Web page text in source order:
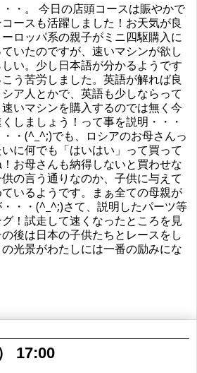
・。 今日の店頭コースは賑やかで
ースも活躍しました！お天気が良
ロッパ系の親子がミニ四駆購入に
いたのですが、速いマシンが欲し
い。少し日本語が分かるようです
う苦労しました。英語が解れば良
ア人とかで、英語も少しならって
いマシンを購入するのでは無く今
しましょう！って事を説明・・・
・(^_^;)でも、ロシアのお母さんっ
に何でも「はいはい」って買って
お母さんも納得しないと買わせな
の言う通りなのか、子供に与えて
いるようです。まぁ全ての母親が
・・(^_^;)さて、説明したパーツ等
！試走して速くなったところを見
後は日本の子供たちとレースをし
光景がわたしには一番の励みにな
17:00